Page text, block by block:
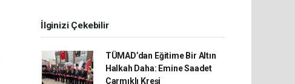
İlginizi Çekebilir
TÜMAD’dan Eğitime Bir Altın
Halkah Daha: Emine Saadet
Çarmıklı Kreşi